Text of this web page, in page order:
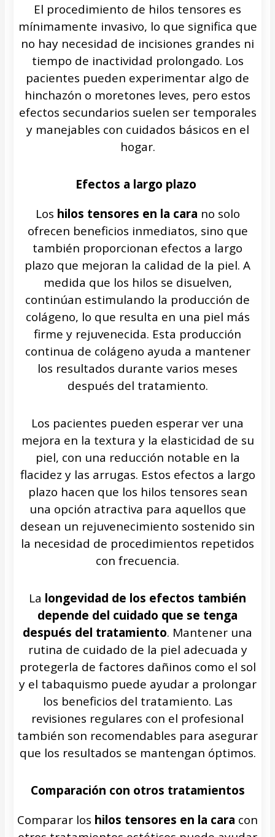
El procedimiento de hilos tensores es
mínimamente invasivo, lo que significa que
no hay necesidad de incisiones grandes ni
tiempo de inactividad prolongado. Los
pacientes pueden experimentar algo de
hinchazón o moretones leves, pero estos
efectos secundarios suelen ser temporales
y manejables con cuidados básicos en el
hogar.
Efectos a largo plazo
Los hilos tensores en la cara no solo
ofrecen beneficios inmediatos, sino que
también proporcionan efectos a largo
plazo que mejoran la calidad de la piel. A
medida que los hilos se disuelven,
continúan estimulando la producción de
colágeno, lo que resulta en una piel más
firme y rejuvenecida. Esta producción
continua de colágeno ayuda a mantener
los resultados durante varios meses
después del tratamiento.
Los pacientes pueden esperar ver una
mejora en la textura y la elasticidad de su
piel, con una reducción notable en la
flacidez y las arrugas. Estos efectos a largo
plazo hacen que los hilos tensores sean
una opción atractiva para aquellos que
desean un rejuvenecimiento sostenido sin
la necesidad de procedimientos repetidos
con frecuencia.
La longevidad de los efectos también
depende del cuidado que se tenga
después del tratamiento. Mantener una
rutina de cuidado de la piel adecuada y
protegerla de factores dañinos como el sol
y el tabaquismo puede ayudar a prolongar
los beneficios del tratamiento. Las
revisiones regulares con el profesional
también son recomendables para asegurar
que los resultados se mantengan óptimos.
Comparación con otros tratamientos
Comparar los hilos tensores en la cara con